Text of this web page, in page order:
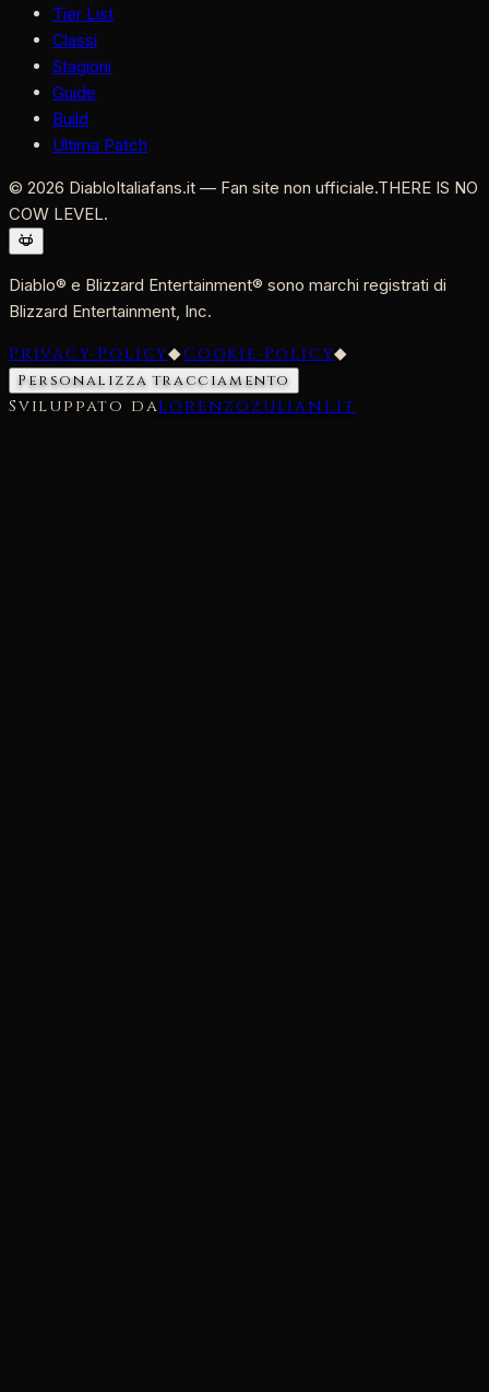
Tier List
Classi
Stagioni
Guide
Build
Ultima Patch
© 2026 DiabloItaliafans.it — Fan site non ufficiale.THERE IS NO
COW LEVEL.
Diablo® e Blizzard Entertainment® sono marchi registrati di
Blizzard Entertainment, Inc.
Privacy Policy◆Cookie Policy◆
Personalizza tracciamento
Sviluppato dalorenzozuliani.it